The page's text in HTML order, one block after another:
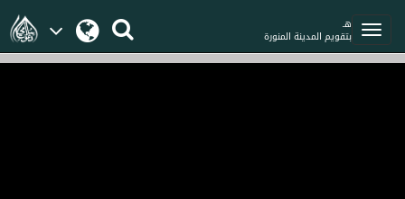
هـ
بتقويم المدينة المنورة